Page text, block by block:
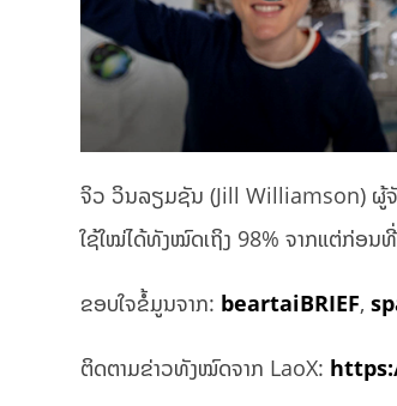
ຈິວ ວິນລຽມຊັນ (Jill Williamson) ຜູ້ຈັດ
ໃຊ້ໃໝ່ໄດ້ທັງໝົດເຖິງ 98% ຈາກແຕ່ກ່ອນ
ຂອບໃຈຂໍ້ມູນຈາກ: beartaiBRIEF,
ຕິດຕາມຂ່າວທັງໝົດຈາກ LaoX: